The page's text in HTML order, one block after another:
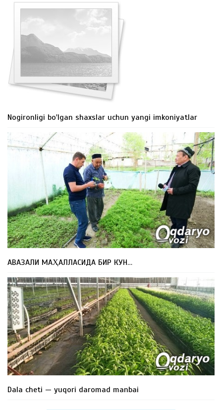
Nogironligi bo'lgan shaxslar uchun yangi imkoniyatlar
АВАЗАЛИ МАҲАЛЛАСИДА БИР КУН…
Dala cheti — yuqori daromad manbai